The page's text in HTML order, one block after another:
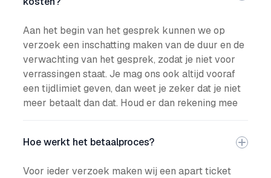
Aan het begin van het gesprek kunnen we op
verzoek een inschatting maken van de duur en de
verwachting van het gesprek, zodat je niet voor
verrassingen staat. Je mag ons ook altijd vooraf
een tijdlimiet geven, dan weet je zeker dat je niet
meer betaalt dan dat. Houd er dan rekening mee
Hoe werkt het betaalproces?
Voor ieder verzoek maken wij een apart ticket